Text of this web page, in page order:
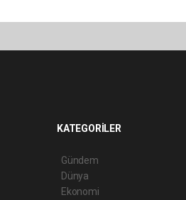
KATEGORİLER
Gündem
Dünya
Ekonomi